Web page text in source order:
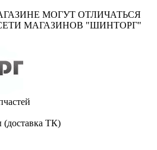
МОГУТ ОТЛИЧАТЬСЯ
МАГАЗИНОВ "ШИНТОРГ"
(доставка ТК)